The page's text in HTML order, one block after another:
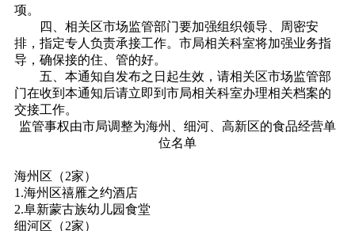
项。
四、相关区市场监管部门要加强组织领导、周密安
排，指定专人负责承接工作。市局相关科室将加强业务指
导，确保接的住、管的好。
五、本通知自发布之日起生效，请相关区市场监管部
门在收到本通知后请立即到市局相关科室办理相关档案的
交接工作。
监管事权由市局调整为海州、细河、高新区的食品经营单
位名单
海州区（2家）
1.海州区禧雁之约酒店
2.阜新蒙古族幼儿园食堂
细河区（2家）